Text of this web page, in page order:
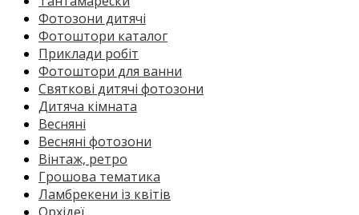
Фотозони дитячі
Фотоштори каталог
Приклади робіт
Фотоштори для ванни
Святкові дитячі фотозони
Дитяча кімната
Весняні
Весняні фотозони
Вінтаж, ретро
Грошова тематика
Ламбрекени із квітів